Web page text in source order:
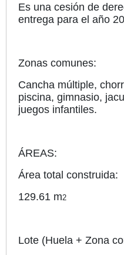
Es una cesión de
entrega para el año
Zonas comunes:
Cancha múltiple,
piscina, gimnasio,
juegos infantiles.
ÁREAS:
Área total construida:
129.61 m2
Lote (Huela + Zona